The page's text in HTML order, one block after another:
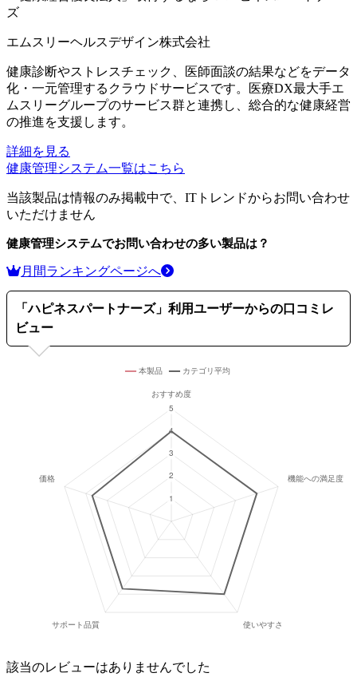
ズ
エムスリーヘルスデザイン株式会社
健康診断やストレスチェック、医師面談の結果などをデータ
化・一元管理するクラウドサービスです。医療DX最大手エ
ムスリーグループのサービス群と連携し、総合的な健康経営
の推進を支援します。
詳細を見る
健康管理システム一覧はこちら
当該製品は情報のみ掲載中で、ITトレンドからお問い合わせ
いただけません
健康管理システムでお問い合わせの多い製品は？
月間ランキングページへ
「ハピネスパートナーズ」利用ユーザーからの口コミレ
ビュー
該当のレビューはありませんでした